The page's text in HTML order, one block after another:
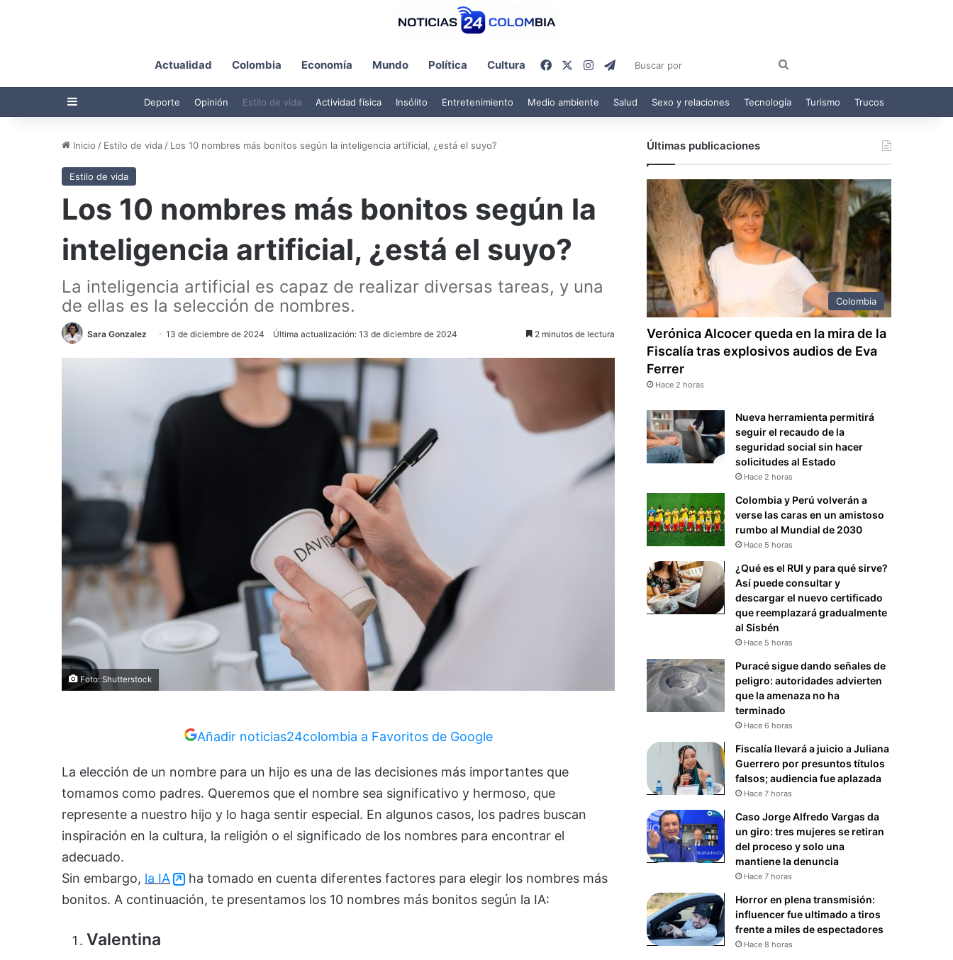
Actualidad Colombia Economía Mundo Política Cultura FacebookInstagram
Telegram
por
Barra lateral Deporte Opinión Estilo de vida Actividad física Insólito Entretenimiento Medio ambiente Salud Sexo y relaciones Tecnología Turismo Trucos
Inicio / Estilo de vida / Los 10 nombres más bonitos según la inteligencia artificial, ¿está el suyo?
Estilo de vida
Los 10 nombres más bonitos según la
inteligencia artificial, ¿está el suyo?
La inteligencia artificial es capaz de realizar diversas tareas, y una
de ellas es la selección de nombres.
Sara Gonzalez 13 de diciembre de 2024 Última actualización: 13 de diciembre de 2024 2 minutos de lectura
Foto: Shutterstock
Añadir noticias24colombia a Favoritos de Google
La elección de un nombre para un hijo es una de las decisiones más importantes que
tomamos como padres. Queremos que el nombre sea significativo y hermoso, que
represente a nuestro hijo y lo haga sentir especial. En algunos casos, los padres buscan
inspiración en la cultura, la religión o el significado de los nombres para encontrar el
adecuado.
Sin embargo, la IA
ha tomado en cuenta diferentes factores para elegir los nombres más
bonitos. A continuación, te presentamos los 10 nombres más bonitos según la IA:
Valentina
Últimas publicaciones
Colombia
Verónica Alcocer queda en la mira de la
Fiscalía tras explosivos audios de Eva
Ferrer
Hace 2 horas
Nueva herramienta permitirá
seguir el recaudo de la
seguridad social sin hacer
solicitudes al Estado
Hace 2 horas
Colombia y Perú volverán a
verse las caras en un amistoso
rumbo al Mundial de 2030
Hace 5 horas
¿Qué es el RUI y para qué sirve?
Así puede consultar y
descargar el nuevo certificado
que reemplazará gradualmente
al Sisbén
Hace 5 horas
Puracé sigue dando señales de
peligro: autoridades advierten
que la amenaza no ha
terminado
Hace 6 horas
Fiscalía llevará a juicio a Juliana
Guerrero por presuntos títulos
falsos; audiencia fue aplazada
Hace 7 horas
Caso Jorge Alfredo Vargas da
un giro: tres mujeres se retiran
del proceso y solo una
mantiene la denuncia
Hace 7 horas
Horror en plena transmisión:
influencer fue ultimado a tiros
frente a miles de espectadores
Hace 8 horas